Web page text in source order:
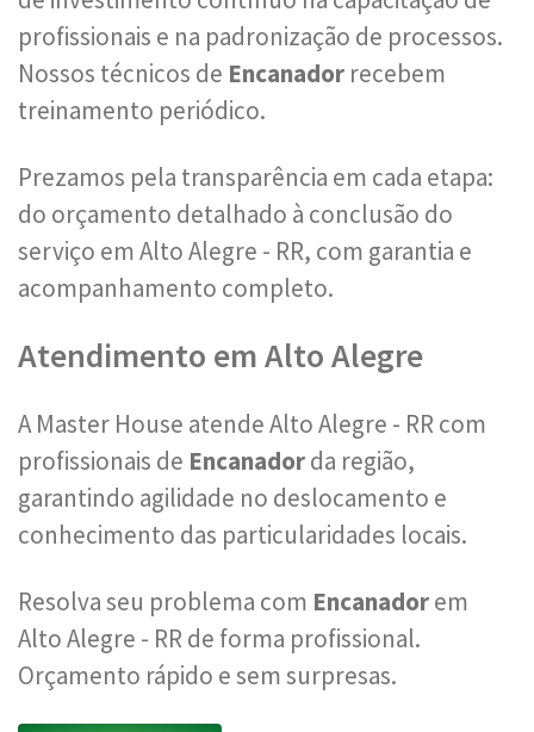
profissionais e na padronização de processos.
Nossos técnicos de Encanador recebem
treinamento periódico.
Prezamos pela transparência em cada etapa:
do orçamento detalhado à conclusão do
serviço em Alto Alegre - RR, com garantia e
acompanhamento completo.
Atendimento em Alto Alegre
A Master House atende Alto Alegre - RR com
profissionais de Encanadorda região,
garantindo agilidade no deslocamento e
conhecimento das particularidades locais.
Resolva seu problema com Encanadorem
Alto Alegre - RR de forma profissional.
Orçamento rápido e sem surpresas.